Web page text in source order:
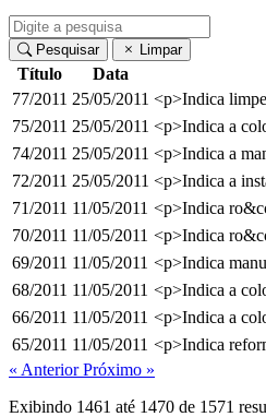
Pesquisar Limpar
Título Data
77/2011 25/05/2011 <p>Indica
75/2011 25/05/2011 <p>Indica a
74/2011 25/05/2011 <p>Indica a
72/2011 25/05/2011 <p>Indica a
71/2011 11/05/2011 <p>Indica
70/2011 11/05/2011 <p>Indica
69/2011 11/05/2011 <p>Indica
68/2011 11/05/2011 <p>Indica a
66/2011 11/05/2011 <p>Indica a
65/2011 11/05/2011 <p>Indica
« AnteriorPróximo »
Exibindo 1461 até 1470 de 1571